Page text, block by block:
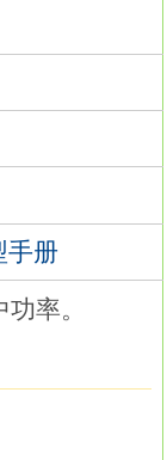
手册
率。